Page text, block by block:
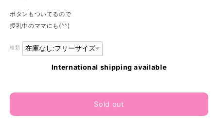
ボタンもついてるので
授乳中のママにも(^^)
種類
International shipping available
Sold out